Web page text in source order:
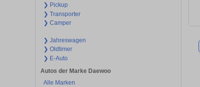
❯ Pickup
❯ Transporter
❯ Camper
❯ Jahreswagen
❯ Oldtimer
❯ E-Auto
Autos der Marke Daewoo
Alle Marken